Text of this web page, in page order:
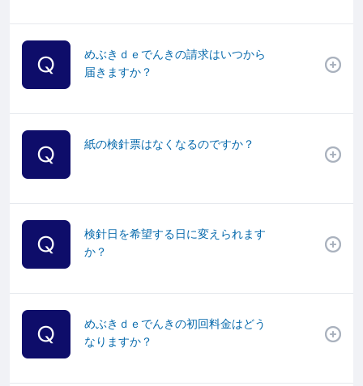
めぶきｄｅでんきの請求はいつから
届きますか？
紙の検針票はなくなるのですか？
検針日を希望する日に変えられます
か？
めぶきｄｅでんきの初回料金はどう
なりますか？